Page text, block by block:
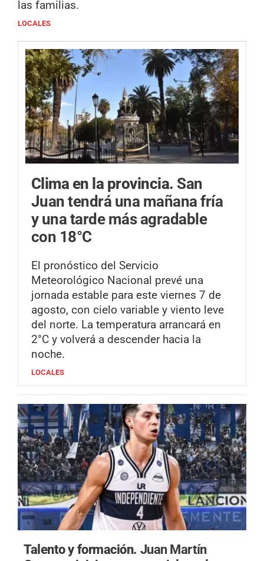
las familias.
LOCALES
Clima en la provincia. San
Juan tendrá una mañana fría
y una tarde más agradable
con 18°C
El pronóstico del Servicio
Meteorológico Nacional prevé una
jornada estable para este viernes 7 de
agosto, con cielo variable y viento leve
del norte. La temperatura arrancará en
2°C y volverá a descender hacia la
noche.
LOCALES
Talento y formación. Juan Martín